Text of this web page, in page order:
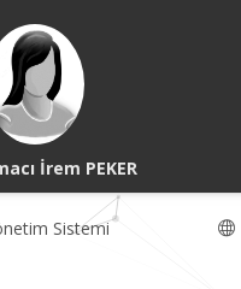
İrem PEKER
Sistemi